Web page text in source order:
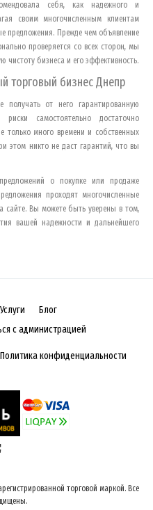
себя, как надежного и
своим многочисленным клиентам
предложения. Прежде чем объявление
проверяется со всех сторон, мы
бизнеса и его эффективность.
торговый бизнесДнепр
от него гарантированную
самостоятельно достаточно
только много времени и собственных
этом никто не даст гарантий, что вы
о покупке или продаже
проходят многочисленные
сайте. Вы можете быть уверены в том,
вашей надежности и дальнейшего
Услуги
Блог
с администрацией
Политика конфиденциальности
торговой маркой. Все